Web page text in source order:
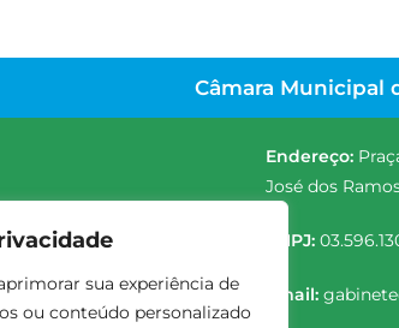
sua experiência de
ou conteúdo personalizado
Câmara Municipal
Endereço:
José dos
CNPJ:
Email: